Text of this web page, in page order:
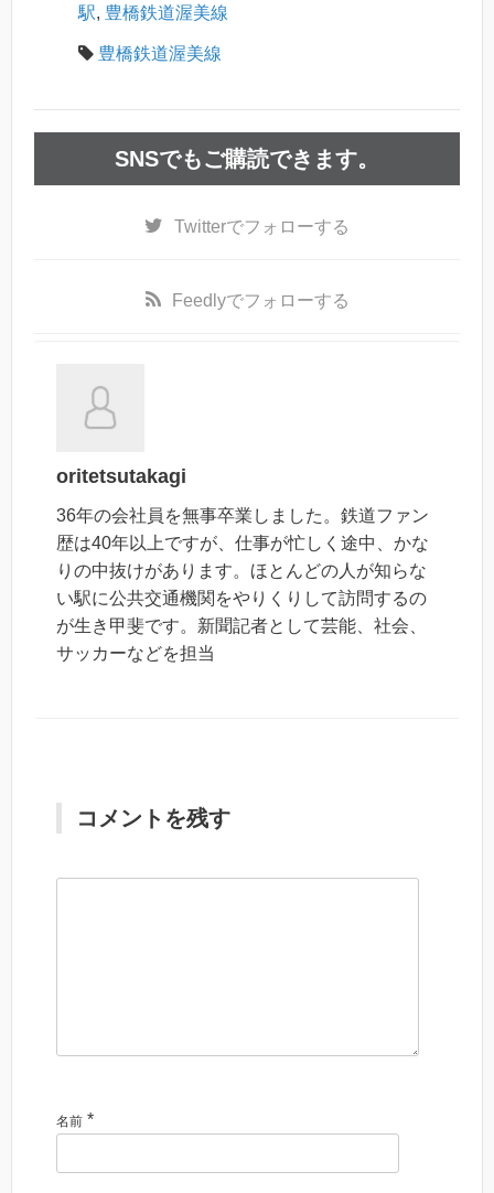
駅, 豊橋鉄道渥美線
豊橋鉄道渥美線
SNSでもご購読できます。
Twitterでフォローする
Feedlyでフォローする
oritetsutakagi
36年の会社員を無事卒業しました。鉄道ファン
歴は40年以上ですが、仕事が忙しく途中、かな
りの中抜けがあります。ほとんどの人が知らな
い駅に公共交通機関をやりくりして訪問するの
が生き甲斐です。新聞記者として芸能、社会、
サッカーなどを担当
コメントを残す
名前 *